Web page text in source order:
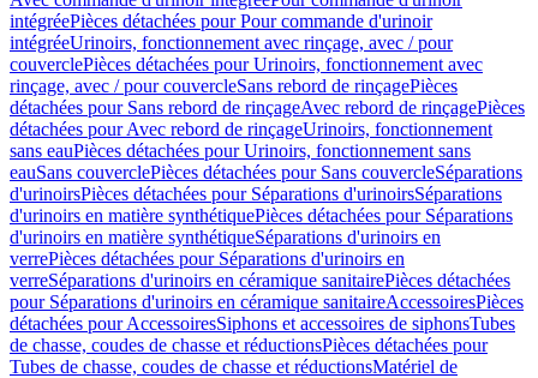
intégréePièces détachées pour Pour commande d'urinoir
intégréeUrinoirs, fonctionnement avec rinçage, avec / pour
couverclePièces détachées pour Urinoirs, fonctionnement avec
rinçage, avec / pour couvercleSans rebord de rinçagePièces
détachées pour Sans rebord de rinçageAvec rebord de rinçagePièces
détachées pour Avec rebord de rinçageUrinoirs, fonctionnement
sans eauPièces détachées pour Urinoirs, fonctionnement sans
eauSans couverclePièces détachées pour Sans couvercleSéparations
d'urinoirsPièces détachées pour Séparations d'urinoirsSéparations
d'urinoirs en matière synthétiquePièces détachées pour Séparations
d'urinoirs en matière synthétiqueSéparations d'urinoirs en
verrePièces détachées pour Séparations d'urinoirs en
verreSéparations d'urinoirs en céramique sanitairePièces détachées
pour Séparations d'urinoirs en céramique sanitaireAccessoiresPièces
détachées pour AccessoiresSiphons et accessoires de siphonsTubes
de chasse, coudes de chasse et réductionsPièces détachées pour
Tubes de chasse, coudes de chasse et réductionsMatériel de